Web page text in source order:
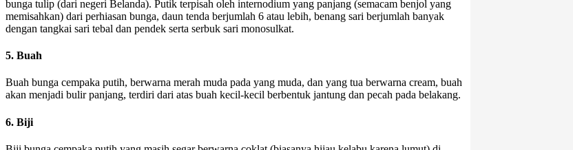
bunga tulip (dari negeri Belanda). Putik terpisah oleh internodium yang panjang (semacam benjol yang
memisahkan) dari perhiasan bunga, daun tenda berjumlah 6 atau lebih, benang sari berjumlah banyak
dengan tangkai sari tebal dan pendek serta serbuk sari monosulkat.
5. Buah
Buah bunga cempaka putih, berwarna merah muda pada yang muda, dan yang tua berwarna cream, buah
akan menjadi bulir panjang, terdiri dari atas buah kecil-kecil berbentuk jantung dan pecah pada belakang.
6. Biji